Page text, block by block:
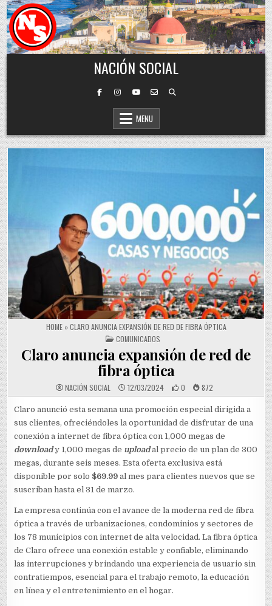
Skip to content
NACIÓN SOCIAL
MENU
HOME»CLARO ANUNCIA EXPANSIÓN DE RED DE FIBRA ÓPTICA
POSTED IN
COMUNICADOS
Claro anuncia expansión de red de
fibra óptica
NACIÓN SOCIAL 12/03/2024 0 872
Claro anunció esta semana una promoción especial dirigida a
sus clientes, ofreciéndoles la oportunidad de disfrutar de una
conexión a internet de fibra óptica con 1,000 megas de
downloady 1,000 megas de uploadal precio de un plan de 300
megas, durante seis meses. Esta oferta exclusiva está
disponible por solo $69.99 al mes para clientes nuevos que se
suscriban hasta el 31 de marzo.
La empresa continúa con el avance de la moderna red de fibra
óptica a través de urbanizaciones, condominios y sectores de
los 78 municipios con internet de alta velocidad. La fibra óptica
de Claro ofrece una conexión estable y confiable, eliminando
las interrupciones y brindando una experiencia de usuario sin
contratiempos, esencial para el trabajo remoto, la educación
en línea y el entretenimiento en el hogar.